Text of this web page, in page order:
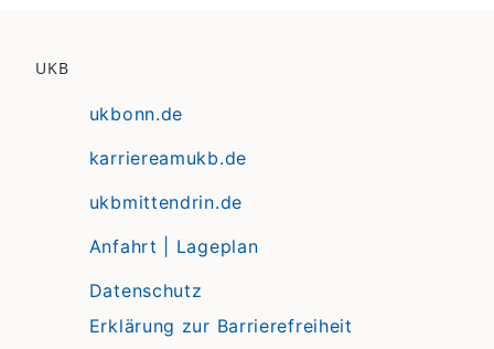
UKB
ukbonn.de
karriereamukb.de
ukbmittendrin.de
Anfahrt | Lageplan
Datenschutz
Erklärung zur Barrierefreiheit